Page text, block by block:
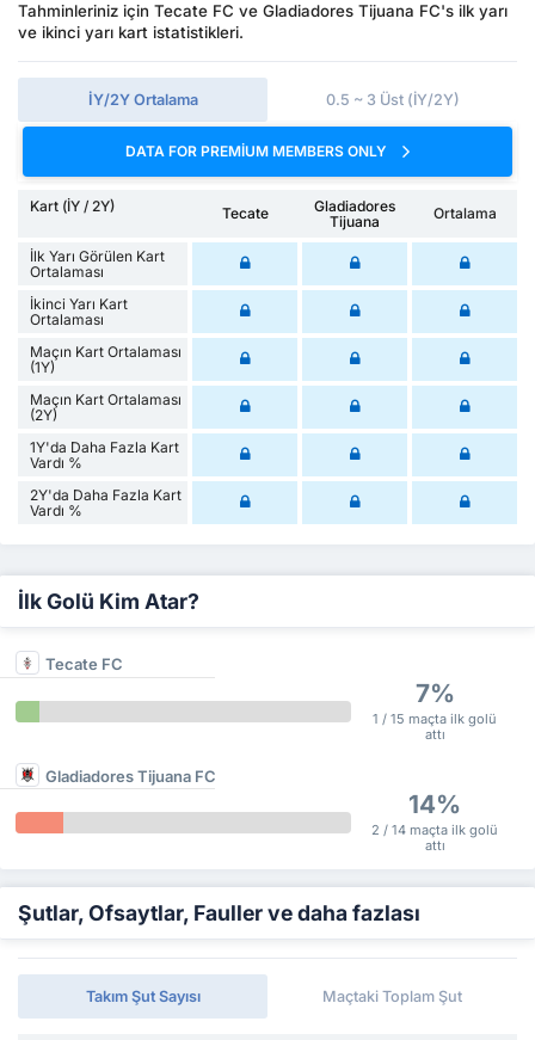
Tahminleriniz için Tecate FC ve Gladiadores Tijuana FC's ilk yarı
ve ikinci yarı kart istatistikleri.
İY/2Y Ortalama 0.5 ~ 3 Üst (İY/2Y)
DATA FOR PREMIUM MEMBERS ONLY
Kart (İY / 2Y) Tecate
Gladiadores
Tijuana
Ortalama
İlk Yarı Görülen Kart
Ortalaması
İkinci Yarı Kart
Ortalaması
Maçın Kart Ortalaması
(1Y)
Maçın Kart Ortalaması
(2Y)
1Y'da Daha Fazla Kart
Vardı %
2Y'da Daha Fazla Kart
Vardı %
İlk Golü Kim Atar?
Tecate FC
7%
1 / 15 maçta ilk golü
attı
Gladiadores Tijuana FC
14%
2 / 14 maçta ilk golü
attı
Şutlar, Ofsaytlar, Fauller ve daha fazlası
Takım Şut Sayısı Maçtaki Toplam Şut